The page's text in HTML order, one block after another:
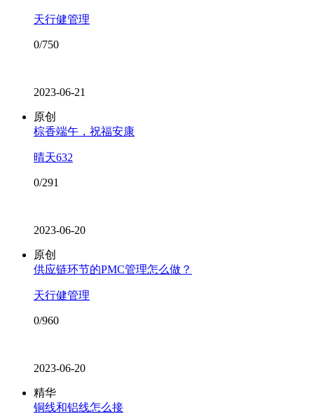
天行健管理
0/750
2023-06-21
原创
棕香端午，祝福安康
晴天632
0/291
2023-06-20
原创
供应链环节的PMC管理怎么做？
天行健管理
0/960
2023-06-20
精华
铜线和铝线怎么接